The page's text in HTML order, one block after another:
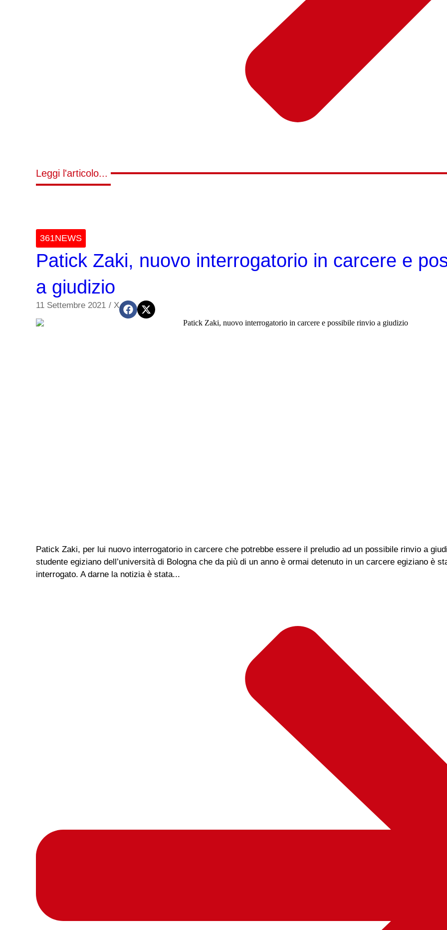
Leggi l'articolo...
361NEWS
Patick Zaki, nuovo interrogatorio in carcere e
a giudizio
11 Settembre 2021 / X
Patick Zaki, per lui nuovo interrogatorio in carcere che potrebbe essere il preludio ad un possibile rinvio a
studente egiziano dell’università di Bologna che da più di un anno è ormai detenuto in un carcere egiziano è
interrogato. A darne la notizia è stata...